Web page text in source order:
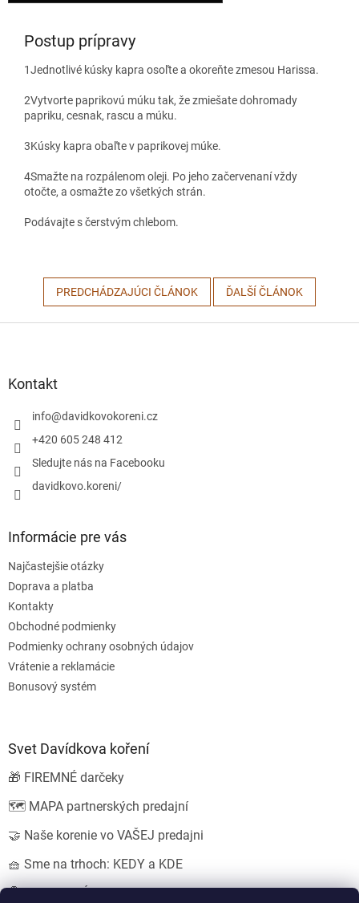
Postup prípravy
1Jednotlivé kúsky kapra osoľte a okoreňte zmesou Harissa.
2Vytvorte paprikovú múku tak, že zmiešate dohromady
papriku, cesnak, rascu a múku.
3Kúsky kapra obaľte v paprikovej múke.
4Smažte na rozpálenom oleji. Po jeho začervenaní vždy
otočte, a osmažte zo všetkých strán.
Podávajte s čerstvým chlebom.
PREDCHÁDZAJÚCI ČLÁNOK ĎALŠÍ ČLÁNOK
Kontakt
info@davidkovokoreni.cz
+420 605 248 412
Sledujte nás na Facebooku
davidkovo.koreni/
Informácie pre vás
Najčastejšie otázky
Doprava a platba
Kontakty
Obchodné podmienky
Podmienky ochrany osobných údajov
Vrátenie a reklamácie
Bonusový systém
Svet Davídkova koření
🎁 FIREMNÉ darčeky
🗺️ MAPA partnerských predajní
🤝 Naše korenie vo VAŠEJ predajni
🧺 Sme na trhoch: KEDY a KDE